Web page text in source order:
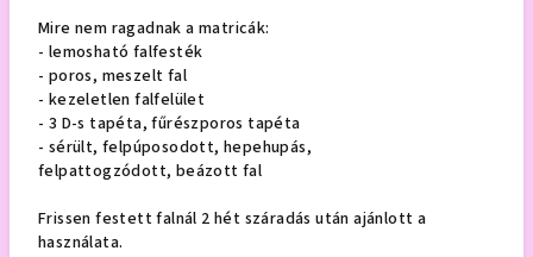
Mire nem ragadnak a matricák:
- lemosható falfesték
- poros, meszelt fal
- kezeletlen falfelület
- 3 D-s tapéta, fűrészporos tapéta
- sérült, felpúposodott, hepehupás,
felpattogzódott, beázott fal
Frissen festett falnál 2 hét száradás után ajánlott a
használata.